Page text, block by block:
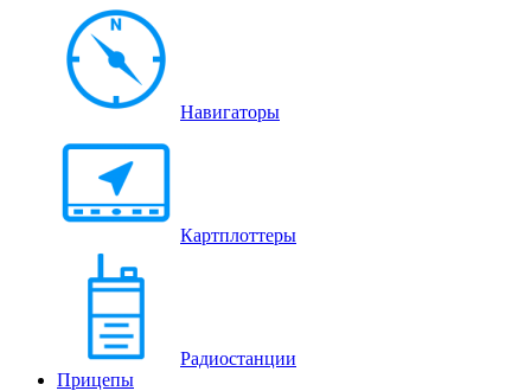
Навигаторы
Картплоттеры
Радиостанции
Прицепы